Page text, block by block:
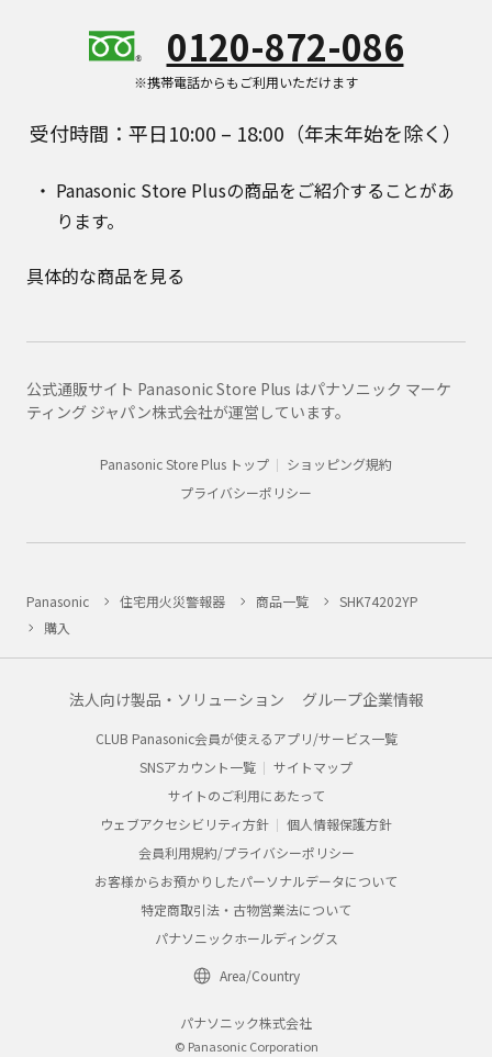
0120-872-086
※携帯電話からもご利用いただけます
受付時間：平日10:00 – 18:00（年末年始を除く）
Panasonic Store Plusの商品をご紹介することがあ
ります。
具体的な商品を見る
公式通販サイト Panasonic Store Plus はパナソニック マーケ
ティング ジャパン株式会社が運営しています。
Panasonic Store Plus トップ
ショッピング規約
プライバシーポリシー
Panasonic 住宅用火災警報器 商品一覧
SHK74202YP
購入
法人向け製品・ソリューション グループ企業情報
CLUB Panasonic会員が使えるアプリ/サービス一覧
SNSアカウント一覧
サイトマップ
サイトのご利用にあたって
ウェブアクセシビリティ方針
個人情報保護方針
会員利用規約/プライバシーポリシー
お客様からお預かりしたパーソナルデータについて
特定商取引法・古物営業法について
パナソニックホールディングス
Area/Country
パナソニック株式会社
© Panasonic Corporation